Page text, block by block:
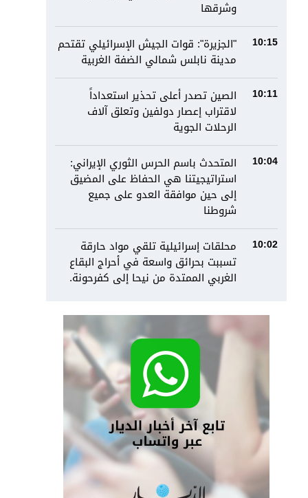
وشرقها
10:15
"الجزيرة": قوات الجيش الإسرائيلي تقتحم
مدينة نابلس شمالي الضفة الغربية
10:11
الصين تصدر أعلى تحذير استعداداً
لاقتراب إعصار دولفين وتعلق آلاف
الرحلات الجوية
10:04
المتحدث باسم الحرس الثوري الإيراني:
استراتيجيتنا هي الحفاظ على المضيق
إلى حين موافقة العدو على جميع
شروطنا
10:02
محلقات إسرائيلية تلقي مواد حارقة
تسببت بحرائق واسعة في أحراج البقاع
الغربي الممتدة من نيحا إلى كفرحونة.